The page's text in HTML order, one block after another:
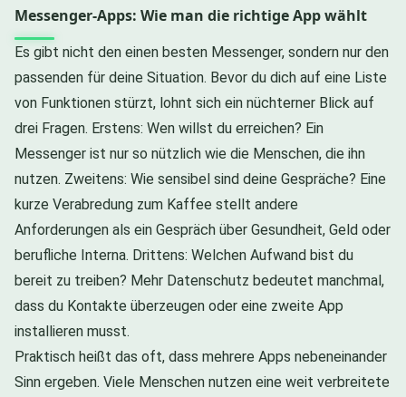
Messenger-Apps: Wie man die richtige App wählt
Es gibt nicht den einen besten Messenger, sondern nur den
passenden für deine Situation. Bevor du dich auf eine Liste
von Funktionen stürzt, lohnt sich ein nüchterner Blick auf
drei Fragen. Erstens: Wen willst du erreichen? Ein
Messenger ist nur so nützlich wie die Menschen, die ihn
nutzen. Zweitens: Wie sensibel sind deine Gespräche? Eine
kurze Verabredung zum Kaffee stellt andere
Anforderungen als ein Gespräch über Gesundheit, Geld oder
berufliche Interna. Drittens: Welchen Aufwand bist du
bereit zu treiben? Mehr Datenschutz bedeutet manchmal,
dass du Kontakte überzeugen oder eine zweite App
installieren musst.
Praktisch heißt das oft, dass mehrere Apps nebeneinander
Sinn ergeben. Viele Menschen nutzen eine weit verbreitete